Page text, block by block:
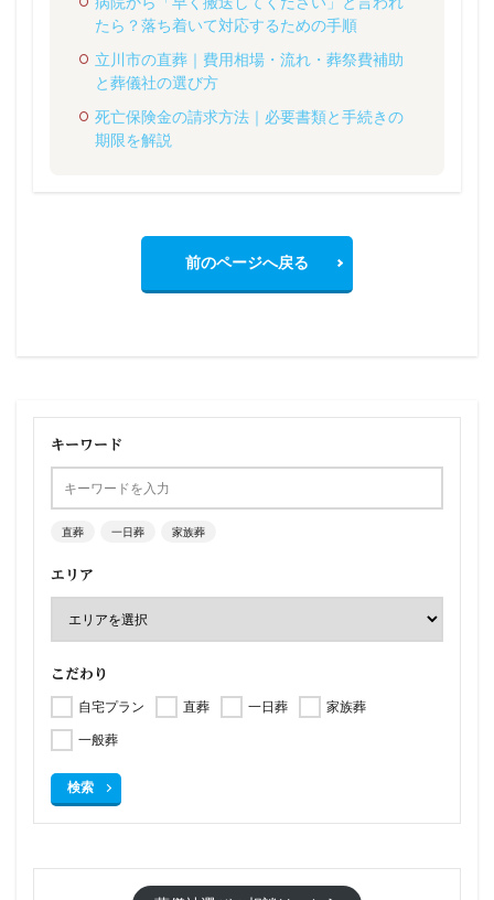
たら？落ち着いて対応するための手順
立川市の直葬｜費用相場・流れ・葬祭費補助
と葬儀社の選び方
死亡保険金の請求方法｜必要書類と手続きの
期限を解説
前のページへ戻る
キーワード
直葬 一日葬 家族葬
エリア
こだわり
自宅プラン 直葬 一日葬
家族葬
一般葬
検索